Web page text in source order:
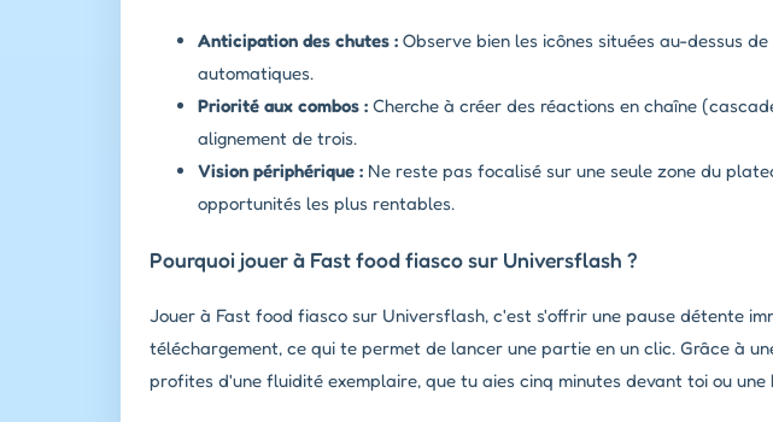
Anticipation des chutes : Observe bien les icônes situées au-dessus
automatiques.
Priorité aux combos : Cherche à créer des réactions en chaîne
alignement de trois.
Vision périphérique : Ne reste pas focalisé sur une seule zone du
opportunités les plus rentables.
Pourquoi jouer à Fast food fiasco sur Universflash ?
Jouer à Fast food fiasco sur Universflash, c'est s'offrir une pause détente
téléchargement, ce qui te permet de lancer une partie en un clic. Grâce à
profites d'une fluidité exemplaire, que tu aies cinq minutes devant toi ou